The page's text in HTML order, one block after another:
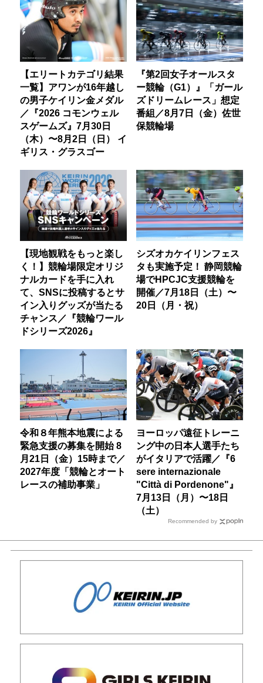
【エリートカテゴリ結果
一覧】アワンが16年越し
の男子ケイリン金メダル
／『2026 コモンウェル
スゲームズ』7月30日
（木）〜8月2日（日） イ
ギリス・グラスゴー
『第2回女子オールスタ
ー競輪（G1）』「ガール
ズドリームレース」想定
番組／8月7日（金）佐世
保競輪場
【現地観戦をもっと楽し
く！】競輪場限定オリジ
ナルカードを手に入れ
て、SNSに投稿するとサ
イン入りグッズが当たる
チャンス／『競輪ワール
ドシリーズ2026』
シズオカケイリンフェス
タも実施予定！ 静岡競輪
場でHPCJC支援競輪を
開催／7月18日（土）〜
20日（月・祝）
令和８年熊本地震による
緊急支援の募集を開始 8
月21日（金）15時まで／
2027年度「競輪とオート
レースの補助事業」
ヨーロッパ遠征トレーニ
ング中の日本人選手たち
がイタリアで活躍／『6
sere internazionale
"Città di Pordenone"』
7月13日（月）〜18日
（土）
Recommended by